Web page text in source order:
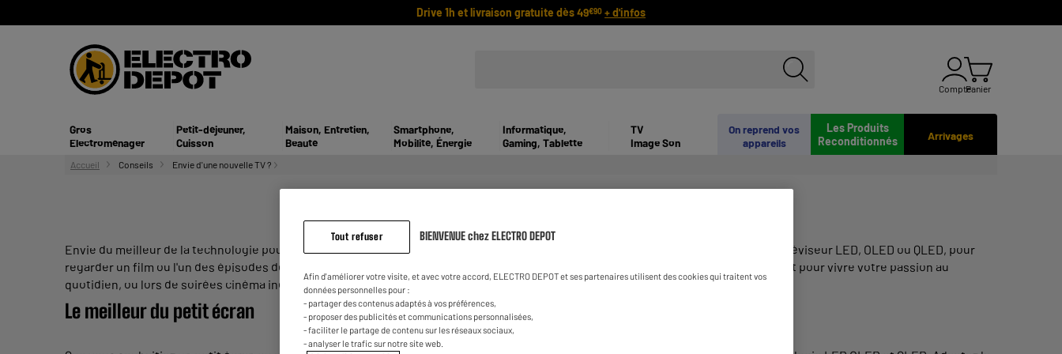
Drive 1h et livraison gratuite dès 49€90 + d'infos
ComptePanier
Arrivages
Les Produits
Reconditionnés
On reprend vos
appareils
Gros
Electroménager
Petit-déjeuner,
Cuisson
Maison, Entretien,
Beauté
Smartphone,
Mobilité, Énergie
Informatique,
Gaming, Tablette
TV
Image Son
Accueil Conseils Envie d'une nouvelle TV ?
Envie du meilleur de la technologie pour votre TV ? Découvrez notre sélection des meilleures TV du marché et équipez-vous d'un téléviseur LED, OLED ou QLED, pour
regarder un film ou l'un des épisodes de votre série préférée. Petit ou grand écran, vous trouverez forcément la TV qui vous convient pour vivre votre passion au
quotidien, ou lors de soirées cinéma inoubliables.
Le meilleur du petit écran
Tout refuser BIENVENUE chez ELECTRO DEPOT
Afin d'améliorer votre visite, et avec votre accord, ELECTRO DEPOT et ses partenaires utilisent des cookies qui traitent vos
données personnelles pour :
- partager des contenus adaptés à vos préférences,
- proposer des publicités et communications personnalisées,
- faciliter le partage de contenu sur les réseaux sociaux,
- analyser le trafic sur notre site web.